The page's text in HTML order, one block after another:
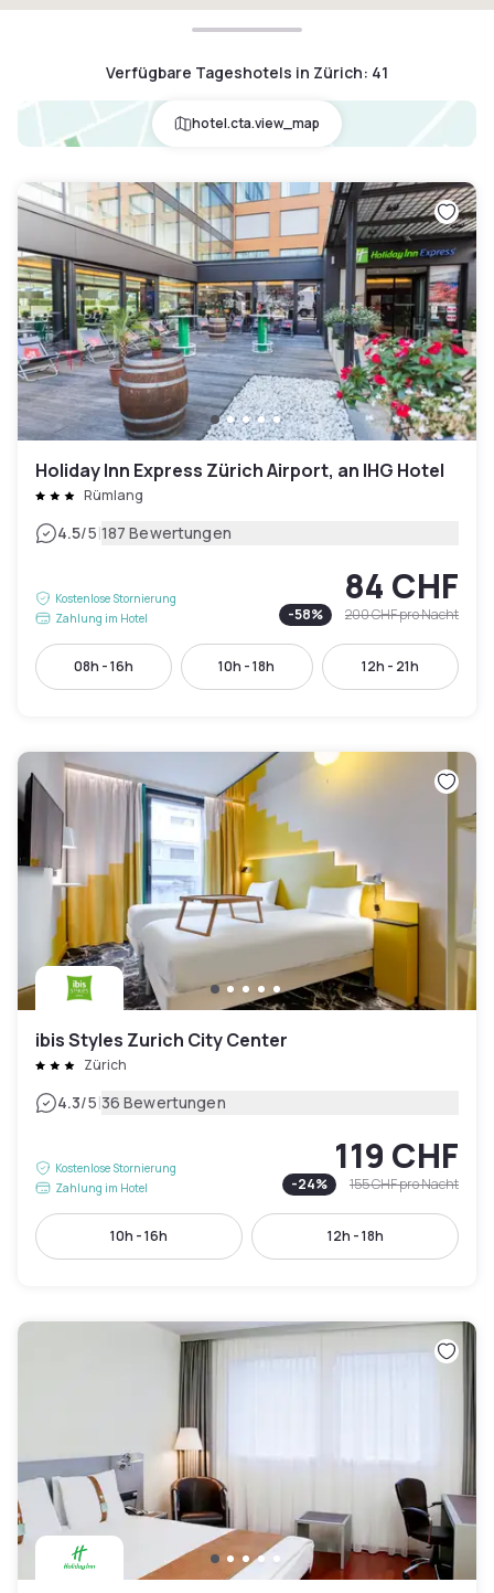
Verfügbare Tageshotels in Zürich: 41
hotel.cta.view_map
Holiday Inn Express Zürich Airport, an IHG Hotel
Rümlang
4.5/5|187 Bewertungen
Kostenlose Stornierung
Zahlung im Hotel
84 CHF
-58% 200 CHFpro Nacht
08h - 16h 10h - 18h 12h - 21h
ibis Styles Zurich City Center
Zürich
4.3/5|36 Bewertungen
Kostenlose Stornierung
Zahlung im Hotel
119 CHF
-24% 155 CHFpro Nacht
10h - 16h 12h - 18h